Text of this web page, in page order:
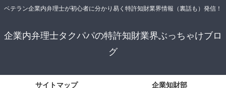
ベテラン企業内弁理士が初心者に分かり易く特許知財業界情報（裏話も）発信！
企業内弁理士タクパパの特許知財業界ぶっちゃけブロ
グ
サイトマップ 企業知財部